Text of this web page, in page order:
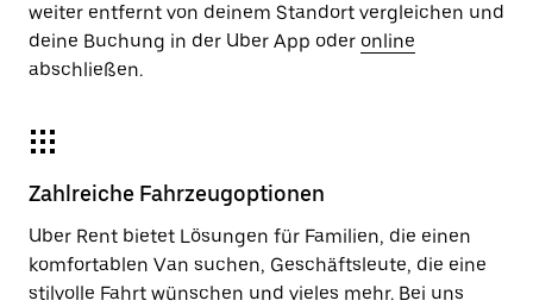
weiter entfernt von deinem Standort vergleichen und
deine Buchung in der Uber App oder online
abschließen.
Zahlreiche Fahrzeugoptionen
Uber Rent bietet Lösungen für Familien, die einen
komfortablen Van suchen, Geschäftsleute, die eine
stilvolle Fahrt wünschen und vieles mehr. Bei uns